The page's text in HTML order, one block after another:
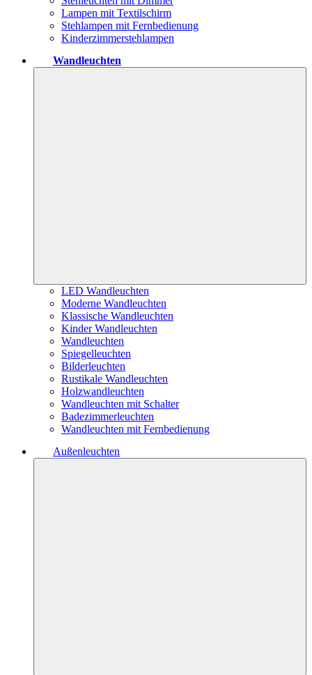
Lampen mit Textilschirm
Stehlampen mit Fernbedienung
Kinderzimmerstehlampen
Wandleuchten
LED Wandleuchten
Moderne Wandleuchten
Klassische Wandleuchten
Kinder Wandleuchten
Wandleuchten
Spiegelleuchten
Bilderleuchten
Rustikale Wandleuchten
Holzwandleuchten
Wandleuchten mit Schalter
Badezimmerleuchten
Wandleuchten mit Fernbedienung
Außenleuchten